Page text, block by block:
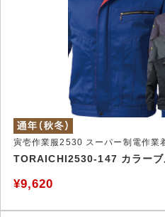
寅壱作業服2530 スーパー制電作業
TORAICHI2530-147 カラーブ
¥9,620